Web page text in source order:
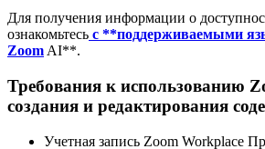
Для получения информации о
ознакомьтесь с **поддерживаемыми
ZoomAI**.
Требования к использованию
создания и редактирования
Учетная запись Zoom Workplace